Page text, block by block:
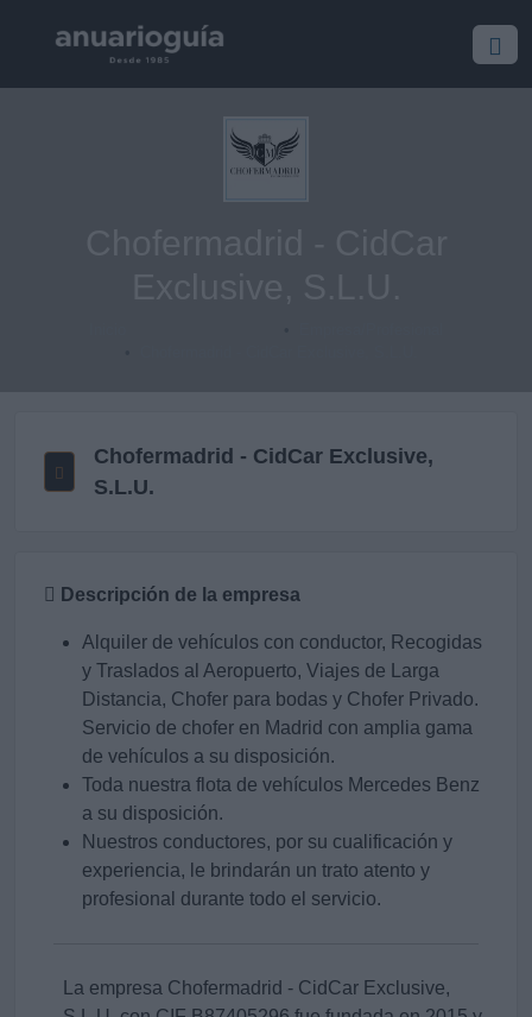
Chofermadrid - CidCar Exclusive,
S.L.U.
Descripción de la empresa
Alquiler de vehículos con conductor, Recogidas
y Traslados al Aeropuerto, Viajes de Larga
Distancia, Chofer para bodas y Chofer Privado.
Servicio de chofer en Madrid con amplia gama
de vehículos a su disposición.
Toda nuestra flota de vehículos Mercedes Benz
a su disposición.
Nuestros conductores, por su cualificación y
experiencia, le brindarán un trato atento y
profesional durante todo el servicio.
La empresa Chofermadrid - CidCar Exclusive,